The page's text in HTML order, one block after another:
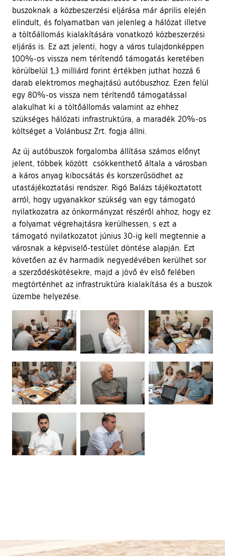
buszoknak a közbeszerzési eljárása már április elején
elindult, és folyamatban van jelenleg a hálózat illetve
a töltőállomás kialakítására vonatkozó közbeszerzési
eljárás is. Ez azt jelenti, hogy a város tulajdonképpen
100%-os vissza nem térítendő támogatás keretében
körülbelül 1,3 milliárd forint értékben juthat hozzá 6
darab elektromos meghajtású autóbuszhoz. Ezen felül
egy 80%-os vissza nem térítendő támogatással
alakulhat ki a töltőállomás valamint az ehhez
szükséges hálózati infrastruktúra, a maradék 20%-os
költséget a Volánbusz Zrt. fogja állni.
Az új autóbuszok forgalomba állítása számos előnyt
jelent, többek között csökkenthető általa a városban
a káros anyag kibocsátás és korszerűsödhet az
utastájékoztatási rendszer. Rigó Balázs tájékoztatott
arról, hogy ugyanakkor szükség van egy támogató
nyilatkozatra az önkormányzat részéről ahhoz, hogy ez
a folyamat végrehajtásra kerülhessen, s ezt a
támogató nyilatkozatot június 30-ig kell megtennie a
városnak a képviselő-testület döntése alapján. Ezt
követően az év harmadik negyedévében kerülhet sor
a szerződéskötésekre, majd a jövő év első felében
megtörténhet az infrastruktúra kialakítása és a buszok
üzembe helyezése.
Ugrás a galéria utánra